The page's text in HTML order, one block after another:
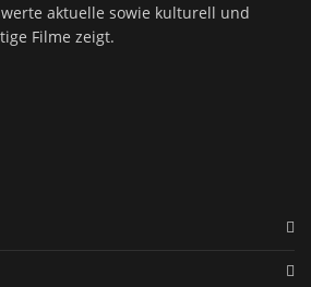
aktuelle sowie kulturell und
Filme zeigt.